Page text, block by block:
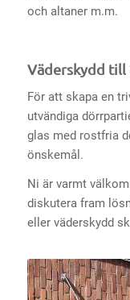
och altaner m.m.
Väderskydd
För att skapa en
utvändiga
glas med rostfria
önskemål.
Ni är varmt
diskutera fram
eller väderskydd